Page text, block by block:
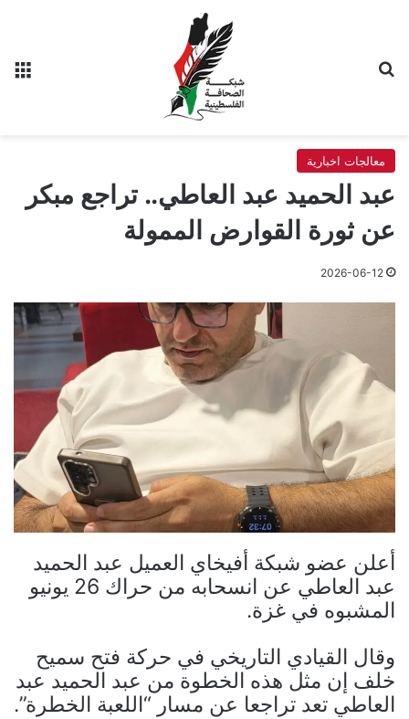
معالجات اخبارية
عبد الحميد عبد العاطي.. تراجع مبكر
عن ثورة القوارض الممولة
2026-06-12
أعلن عضو شبكة أفيخاي العميل عبد الحميد
عبد العاطي عن انسحابه من حراك 26 يونيو
المشبوه في غزة.
وقال القيادي التاريخي في حركة فتح سميح
خلف إن مثل هذه الخطوة من عبد الحميد عبد
العاطي تعد تراجعا عن مسار “اللعبة الخطرة”.